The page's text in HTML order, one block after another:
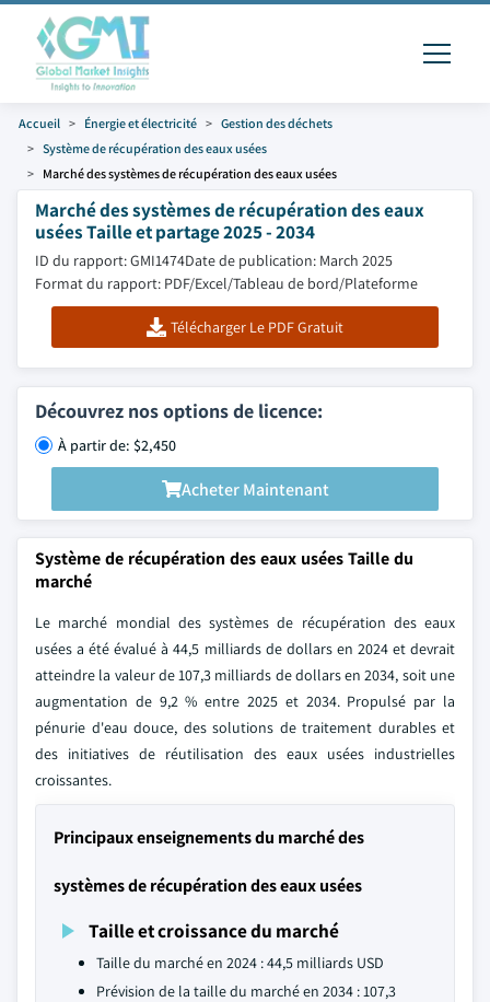
Accueil Énergie et électricité
Gestion des déchets
Système de récupération des eaux usées
Marché des systèmes de récupération des eaux usées
Marché des systèmes de récupération des eaux
usées Taille et partage 2025 - 2034
ID du rapport: GMI1474Date de publication: March 2025
Format du rapport: PDF/Excel/Tableau de bord/Plateforme
Télécharger Le PDF Gratuit
Découvrez nos options de licence:
À partir de: $2,450
Acheter Maintenant
Système de récupération des eaux usées Taille du
marché
Le marché mondial des systèmes de récupération des eaux
usées a été évalué à 44,5 milliards de dollars en 2024 et devrait
atteindre la valeur de 107,3 milliards de dollars en 2034, soit une
augmentation de 9,2 % entre 2025 et 2034. Propulsé par la
pénurie d'eau douce, des solutions de traitement durables et
des initiatives de réutilisation des eaux usées industrielles
croissantes.
Principaux enseignements du marché des
systèmes de récupération des eaux usées
Taille et croissance du marché
Taille du marché en 2024 : 44,5 milliards USD
Prévision de la taille du marché en 2034 : 107,3